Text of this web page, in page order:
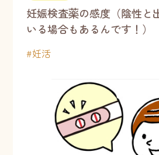
妊娠検査薬の感度（陰性と
いる場合もあるんです！）
#妊活